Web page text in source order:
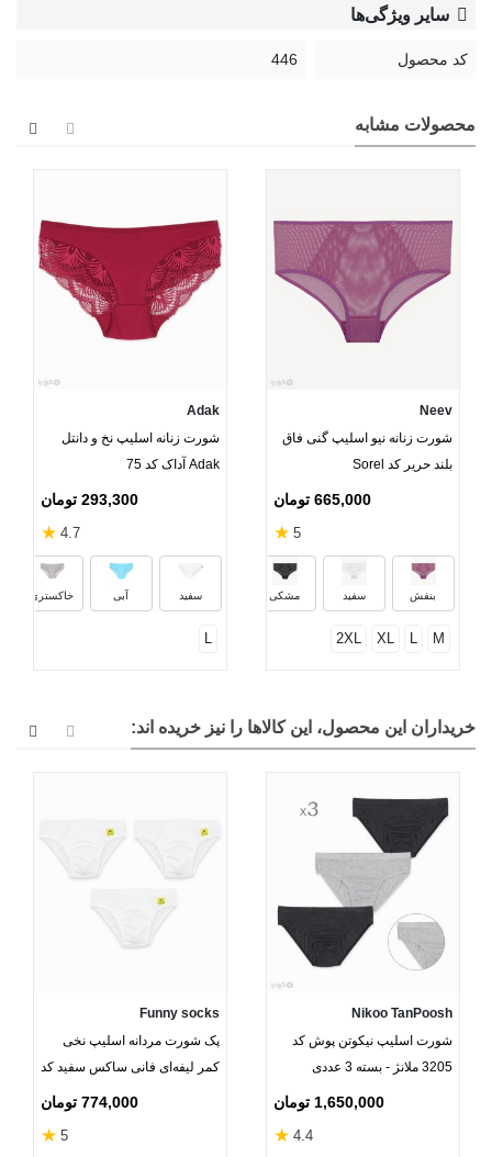
سایر ویژگی‌ها
کد محصول 446
محصولات مشابه
Neev
شورت زنانه نیو اسلیپ گنی فاق
بلند حریر کد Sorel
665,000 تومان
5
★
بنفش سفید مشکی
M
L
XL
2XL
Adak
شورت زنانه اسلیپ نخ و دانتل
Adak آداک کد 75
293,300 تومان
4.7
★
سفید آبی خاکستری
L
خریداران این محصول، این کالاها را نیز خریده اند:
Nikoo TanPoosh
شورت اسلیپ نیکوتن پوش کد
3205 ملانژ - بسته 3 عددی
1,650,000 تومان
4.4
★
Funny socks
پک شورت مردانه اسلیپ نخی
کمر لیفه‌ای فانی ساکس سفید کد
774,000 تومان
5
★